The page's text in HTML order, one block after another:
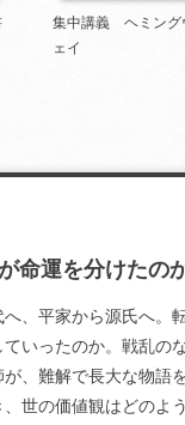
集中講義 ヘミング
ェイ
命運を分けたの
、平家から源氏へ。
いったのか。戦乱の
、難解で長大な物語
世の価値観はどのよ